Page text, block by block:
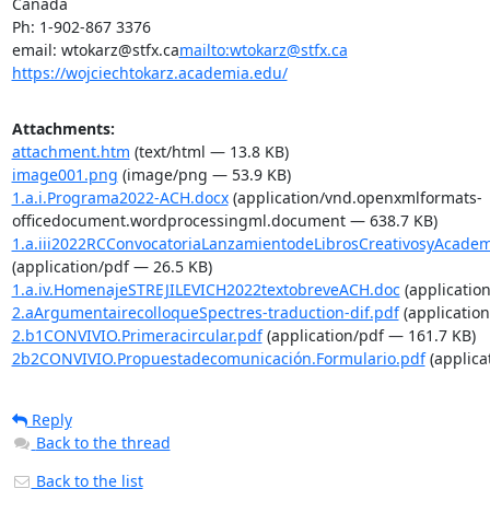
Ph: 1-902-867 3376
email: wtokarz@stfx.camailto:wtokarz@stfx.ca
https://wojciechtokarz.academia.edu/
Attachments:
attachment.htm (text/html — 13.8 KB)
image001.png (image/png — 53.9 KB)
1.a.i.Programa2022-ACH.docx(application/vnd.openxmlformats-
officedocument.wordprocessingml.document — 638.7 KB)
(application/pdf — 26.5 KB)
1.a.iv.HomenajeSTREJILEVICH2022textobreveACH.doc
2.aArgumentairecolloqueSpectres-traduction-dif.pdf
2.b1CONVIVIO.Primeracircular.pdf(application/pdf — 161.7 KB)
2b2CONVIVIO.Propuestadecomunicación.Formulario.pdf
Reply
Back to the thread
Back to the list